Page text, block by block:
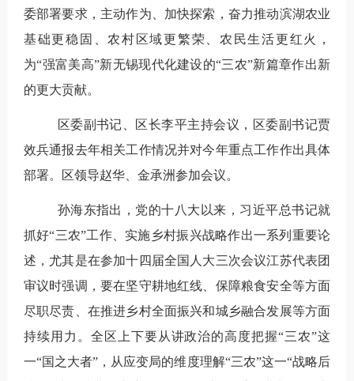
委部署要求，主动作为、加快探索，奋力推动滨湖农业
基础更稳固、农村区域更繁荣、农民生活更红火，
为“强富美高”新无锡现代化建设的“三农”新篇章作出新
的更大贡献。
区委副书记、区长李平主持会议，区委副书记贾
效兵通报去年相关工作情况并对今年重点工作作出具体
部署。区领导赵华、金承洲参加会议。
孙海东指出 ， 党的十八大以来，习近平总书记就
抓好“三农”工作、实施乡村振兴战略作出一系列重要论
述，尤其是在参加十四届全国人大三次会议江苏代表团
审议时强调，要在坚守耕地红线、保障粮食安全等方面
尽职尽责、在推进乡村全面振兴和城乡融合发展等方面
持续用力。全区上下要从讲政治的高度把握“三农”这
一“国之大者”，从应变局的维度理解“三农”这一“战略后